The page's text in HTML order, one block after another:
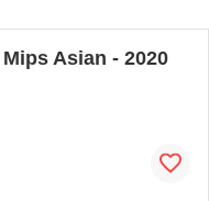
Asian - 2020